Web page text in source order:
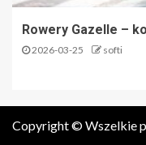
Rowery Gazelle –
2026-03-25 softi
Copyright © Wszelkie